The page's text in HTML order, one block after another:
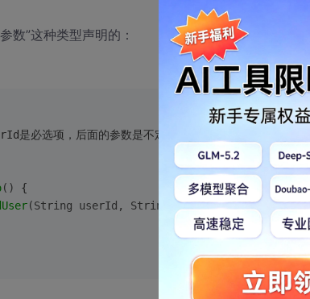
数”这种类型声明的：
是必选项，后面的参数是不定的，比如用户名、年龄、性别
()
{
(String userId, String...args) {